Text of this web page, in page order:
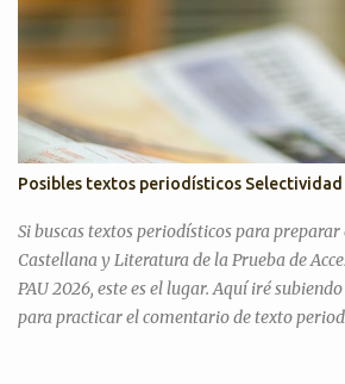
Posibles textos periodísticos Selectividad
Si buscas textos periodísticos para
Castellana y Literatura de la Prueba de
PAU 2026, este es el lugar. Aquí iré
para practicar el comentario de texto